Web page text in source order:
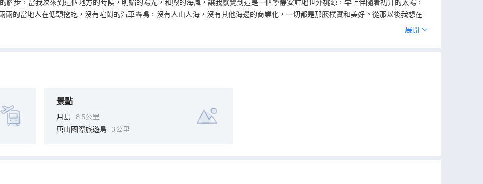
兩的當地人在低頭挖虼，沒有喧鬧的汽車轟鳴，沒有人山人海，沒有其他海邊的商業化，一切都是那麼樸實和美好。從那以後我想在
展開
景點
月島
8.5公里
唐山國際旅遊島
3公里